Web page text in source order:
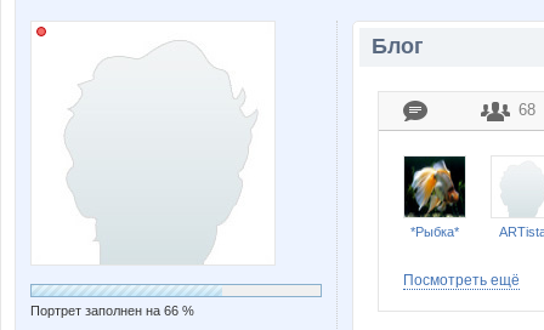
Портрет заполнен на 66 %
Блог
68
*Рыбка*
Посмотреть ещё